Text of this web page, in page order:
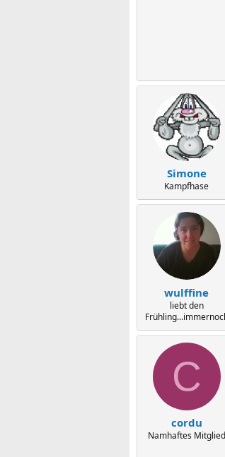
Simone
Kampfhase
wulffine
liebt den
C
cordu
Namhaftes Mitglied